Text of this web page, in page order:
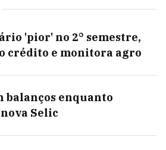
'pior' no 2° semestre,
crédito e monitora agro
balanços enquanto
Selic